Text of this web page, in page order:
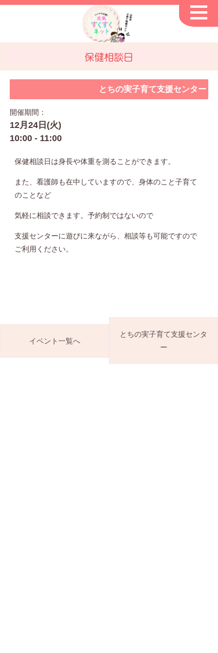
保健相談日
とちの実子育て支援センター
開催期間：
12月24日(火)
10:00 - 11:00
保健相談日は身長や体重を測ることができます。
また、看護師も在中していますので、身体のこと子育て
のことなど
気軽に相談できます。予約制ではないので
支援センターに遊びに来ながら、相談等も可能ですので
ご利用ください。
イベント一覧へ
とちの実子育て支援センタ
ー